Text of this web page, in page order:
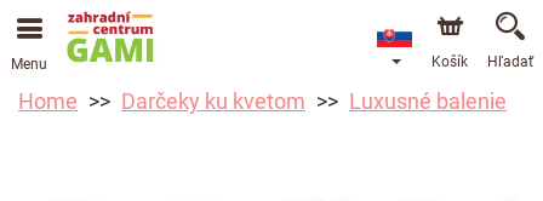
Menu Košík Hľadať
Home Darčeky ku kvetom Luxusné balenie